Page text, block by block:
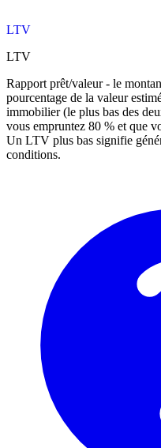
LTV
LTV
Rapport prêt/valeur - le
pourcentage de la valeur
immobilier (le plus bas des
vous empruntez 80 % et que
Un LTV plus bas signifie
conditions.